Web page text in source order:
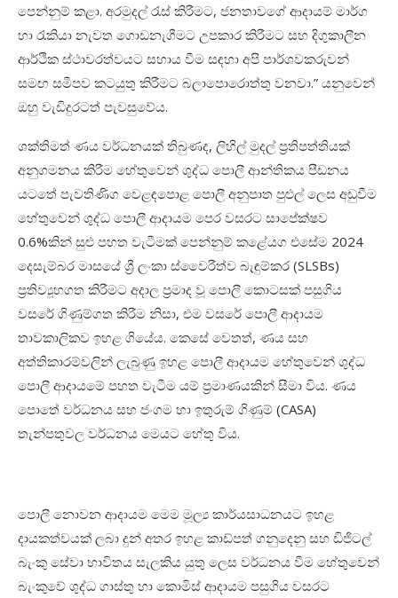
පෙන්නුම් කළා. අරමුදල් රැස් කිරීමට, ජනතාවගේ ආදායම් මාර්ග
හා රැකියා නැවත ගොඩනැගීමට උපකාර කිරීමට සහ දිගුකාලීන
ආර්ථික ස්ථාවරත්වයට සහාය වීම සඳහා අපි පාර්ශවකරුවන්
සමඟ සමීපව කටයුතු කිරීමට බලාපොරොත්තු වනවා.” යනුවෙන්
ඔහු වැඩිදුරටත් පැවසුවේය.
ශක්තිමත් ණය වර්ධනයක් තිබුණද, ලිහිල් මුදල් ප්‍රතිපත්තියක්
අනුගමනය කිරීම හේතුවෙන් ශුද්ධ පොලී ආන්තිකය පීඩනය
යටතේ පැවතිණිග වෙළඳපොළ පොලී අනුපාත පුළුල් ලෙස අඩුවීම
හේතුවෙන් ශුද්ධ පොලී ආදායම පෙර වසරට සාපේක්ෂව
0.6%කින් සුළු පහත වැටීමක් පෙන්නුම් කළේයග එසේම 2024
දෙසැම්බර මාසයේ ශ්‍රී ලංකා ස්වෛරීත්ව බැඳුම්කර (SLSBs)
ප්‍රතිව්‍යූහගත කිරීමට අදාල ප්‍රමාද වූ පොලී කොටසක් පසුගිය
වසරේ ගිණුම්ගත කිරීම නිසා, එම වසරේ පොලී ආදායම
තාවකාලිකව ඉහළ ගියේය. කෙසේ වෙතත්, ණය සහ
අත්තිකාරම්වලින් ලැබුණු ඉහළ පොලී ආදායම හේතුවෙන් ශුද්ධ
පොලී ආදායමේ පහත වැටීම යම් ප්‍රමාණයකින් සීමා විය. ණය
පොතේ වර්ධනය සහ ජංගම හා ඉතුරුම් ගිණුම් (CASA)
තැන්පතුවල වර්ධනය මෙයට හේතු විය.
පොලී නොවන ආදායම මෙම මූල්‍ය කාර්යසාධනයට ඉහළ
දායකත්වයක් ලබා දුන් අතර ඉහළ කාඩ්පත් ගනුදෙනු සහ ඩිජිටල්
බැංකු සේවා භාවිතය සැලකිය යුතු ලෙස වර්ධනය වීම හේතුවෙන්
බැංකුවේ ශුද්ධ ගාස්තු හා කොමිස් ආදායම පසුගිය වසරට